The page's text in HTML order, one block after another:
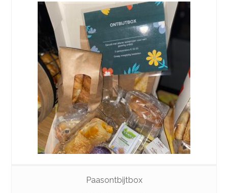
Paasontbijtbox